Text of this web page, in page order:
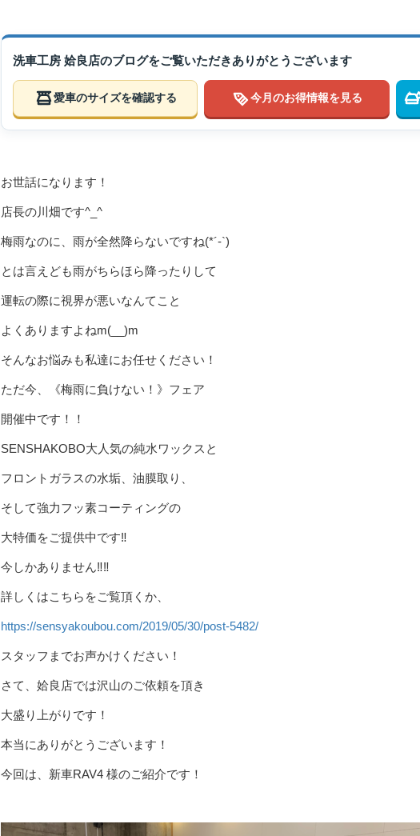
洗車工房 姶良店のブログをご覧いただきありがとうございます
愛車のサイズを確認する 今月のお得情報を見る
お世話になります！
店長の川畑です^_^
梅雨なのに、雨が全然降らないですね(*´-`)
とは言えども雨がちらほら降ったりして
運転の際に視界が悪いなんてこと
よくありますよねm(__)m
そんなお悩みも私達にお任せください！
ただ今、《梅雨に負けない！》フェア
開催中です！！
SENSHAKOBO大人気の純水ワックスと
フロントガラスの水垢、油膜取り、
そして強力フッ素コーティングの
大特価をご提供中です‼️
今しかありません‼️‼️
詳しくはこちらをご覧頂くか、
https://sensyakoubou.com/2019/05/30/post-5482/
スタッフまでお声かけください！
さて、姶良店では沢山のご依頼を頂き
大盛り上がりです！
本当にありがとうございます！
今回は、新車RAV4 様のご紹介です！